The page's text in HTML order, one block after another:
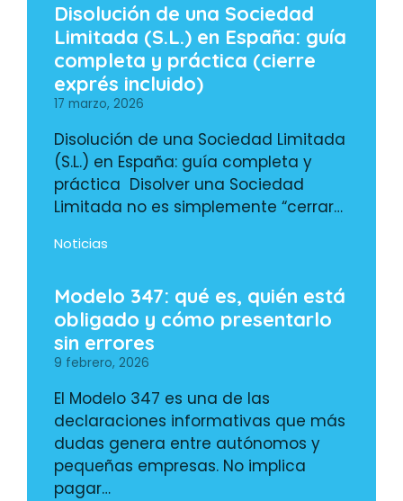
Disolución de una Sociedad
Limitada (S.L.) en España: guía
completa y práctica (cierre
exprés incluido)
17 marzo, 2026
Disolución de una Sociedad Limitada
(S.L.) en España: guía completa y
práctica Disolver una Sociedad
Limitada no es simplemente “cerrar…
Noticias
Modelo 347: qué es, quién está
obligado y cómo presentarlo
sin errores
9 febrero, 2026
El Modelo 347 es una de las
declaraciones informativas que más
dudas genera entre autónomos y
pequeñas empresas. No implica
pagar…